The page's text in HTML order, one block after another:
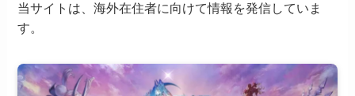
当サイトは、海外在住者に向けて情報を発信していま
す。